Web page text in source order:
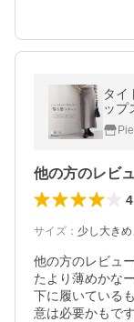
タイ
ップ
4
サイズ ： 少し大きめ
他の方のレビュ
たより薄めかな
下に履いている
意は必要かもです